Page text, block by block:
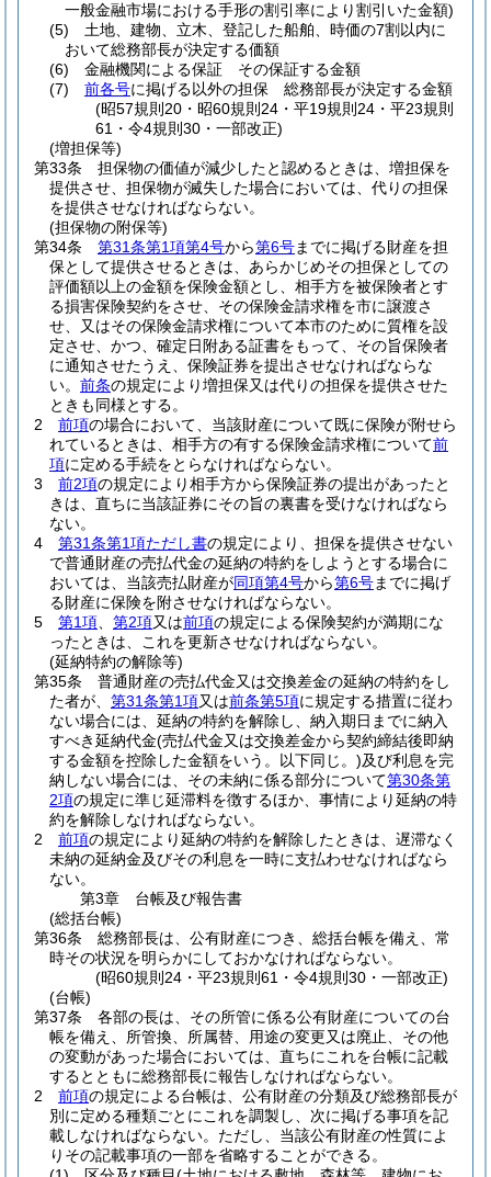
一般金融市場における手形の割引率により割引いた金額)
(5)
土地、建物、立木、登記した船舶、時価の7割以内に
おいて総務部長が決定する価額
(6)
金融機関による保証 その保証する金額
(7)
前各号に掲げる以外の担保 総務部長が決定する金額
(昭57規則20・昭60規則24・平19規則24・平23規則
61・令4規則30・一部改正)
(増担保等)
第33条
担保物の価値が減少したと認めるときは、増担保を
提供させ、担保物が滅失した場合においては、代りの担保
を提供させなければならない。
(担保物の附保等)
第34条
第31条第1項第4号から第6号までに掲げる財産を担
保として提供させるときは、あらかじめその担保としての
評価額以上の金額を保険金額とし、相手方を被保険者とす
る損害保険契約をさせ、その保険金請求権を市に譲渡さ
せ、又はその保険金請求権について本市のために質権を設
定させ、かつ、確定日附ある証書をもって、その旨保険者
に通知させたうえ、保険証券を提出させなければならな
い。 前条の規定により増担保又は代りの担保を提供させた
ときも同様とする。
2
前項の場合において、当該財産について既に保険が附せら
れているときは、相手方の有する保険金請求権について前
項に定める手続をとらなければならない。
3
前2項の規定により相手方から保険証券の提出があったと
きは、直ちに当該証券にその旨の裏書を受けなければなら
ない。
4
第31条第1項ただし書の規定により、担保を提供させない
で普通財産の売払代金の延納の特約をしようとする場合に
おいては、当該売払財産が同項第4号から第6号までに掲げ
る財産に保険を附させなければならない。
5
第1項 第2項又は前項の規定による保険契約が満期にな
ったときは、これを更新させなければならない。
(延納特約の解除等)
第35条
普通財産の売払代金又は交換差金の延納の特約をし
た者が、 第31条第1項又は前条第5項に規定する措置に従わ
ない場合には、延納の特約を解除し、納入期日までに納入
すべき延納代金(売払代金又は交換差金から契約締結後即納
する金額を控除した金額をいう。以下同じ。)及び利息を完
納しない場合には、その未納に係る部分について第30条第
2項の規定に準じ延滞料を徴するほか、事情により延納の特
約を解除しなければならない。
2
前項の規定により延納の特約を解除したときは、遅滞なく
未納の延納金及びその利息を一時に支払わせなければなら
ない。
第3章
台帳及び報告書
(総括台帳)
第36条
総務部長は、公有財産につき、総括台帳を備え、常
時その状況を明らかにしておかなければならない。
(昭60規則24・平23規則61・令4規則30・一部改正)
(台帳)
第37条
各部の長は、その所管に係る公有財産についての台
帳を備え、所管換、所属替、用途の変更又は廃止、その他
の変動があった場合においては、直ちにこれを台帳に記載
するとともに総務部長に報告しなければならない。
2
前項の規定による台帳は、公有財産の分類及び総務部長が
別に定める種類ごとにこれを調製し、次に掲げる事項を記
載しなければならない。 ただし、当該公有財産の性質によ
りその記載事項の一部を省略することができる。